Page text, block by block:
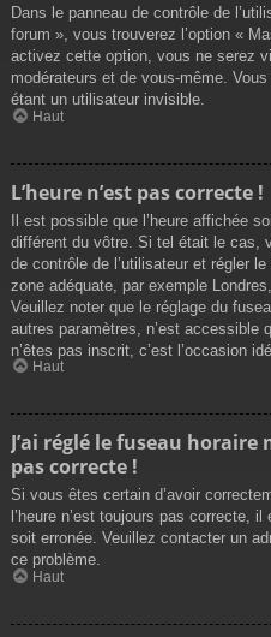
Dans le panneau de contrôle de
forum », vous trouverez l’option «
activez cette option, vous ne serez
modérateurs et de vous-même.
étant un utilisateur invisible.
Haut
L’heure n’est pas correcte !
Il est possible que l’heure affichée
différent du vôtre. Si tel était le cas,
de contrôle de l’utilisateur et régler
zone adéquate, par exemple
Veuillez noter que le réglage du
autres paramètres, n’est accessible
n’êtes pas inscrit, c’est l’occasion
Haut
J’ai réglé le fuseau horaire
pas correcte !
Si vous êtes certain d’avoir
l’heure n’est toujours pas correcte,
soit erronée. Veuillez contacter un
ce problème.
Haut